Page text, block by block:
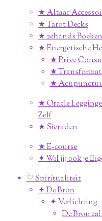
★ Altaar
★ Tarot Decks
★ 2ehands Boeken
★ Energetische
★ Prive
★
★
★ Oracle
Zelf
★ Sieraden
★ E-course
✦ Wil jij ook je
♡ Spiritualiteit
✦ De Bron
✦ Verlichting
De Bron